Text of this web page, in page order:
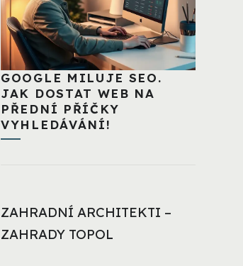
GOOGLE MILUJE SEO.
JAK DOSTAT WEB NA
PŘEDNÍ PŘÍČKY
VYHLEDÁVÁNÍ!
ZAHRADNÍ ARCHITEKTI –
ZAHRADY TOPOL